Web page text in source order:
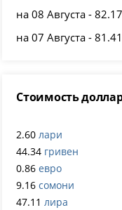
на 08 Августа -
на 07 Августа -
Стоимость
2.60лари
44.34 гривен
0.86евро
9.16сомони
47.11лира